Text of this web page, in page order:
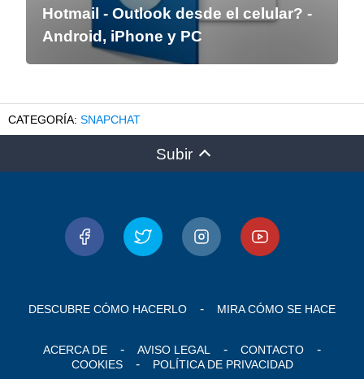
Hotmail - Outlook desde el celular? -
Android, iPhone y PC
SNAPCHAT
Subir
DESCUBRE CÓMO HACERLO MIRA CÓMO SE HACE
ACERCA DE AVISO LEGAL
CONTACTO
COOKIES
POLÍTICA DE PRIVACIDAD